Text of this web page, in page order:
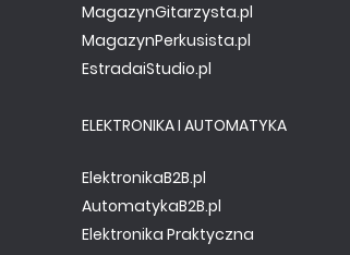
MagazynGitarzysta.pl
MagazynPerkusista.pl
EstradaiStudio.pl
ELEKTRONIKA I AUTOMATYKA
ElektronikaB2B.pl
AutomatykaB2B.pl
Elektronika Praktyczna